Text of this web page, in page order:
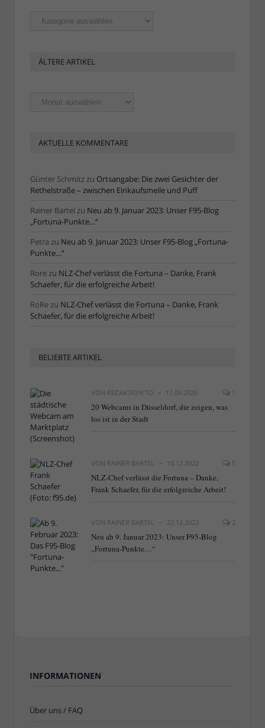
Rubriken
ÄLTERE ARTIKEL
Ältere
Artikel
AKTUELLE KOMMENTARE
Günter Schmitzzu Ortsangabe: Die zwei Gesichter der
Rethelstraße – zwischen Einkaufsmeile und Puff
Rainer Bartel zu Neu ab 9. Januar 2023: Unser F95-Blog
„Fortuna-Punkte…“
Petra zu Neu ab 9. Januar 2023: Unser F95-Blog „Fortuna-
Punkte…“
Rorezu NLZ-Chef verlässt die Fortuna – Danke, Frank
Schaefer, für die erfolgreiche Arbeit!
RoRezu NLZ-Chef verlässt die Fortuna – Danke, Frank
Schaefer, für die erfolgreiche Arbeit!
BELIEBTE ARTIKEL
VON REDAKTION TD 17.09.2020 1
20 Webcams in Düsseldorf, die zeigen, was
los ist in der Stadt
VON RAINER BARTEL 10.12.2022 5
NLZ-Chef verlässt die Fortuna – Danke,
Frank Schaefer, für die erfolgreiche Arbeit!
VON RAINER BARTEL 22.12.2022 2
Neu ab 9. Januar 2023: Unser F95-Blog
„Fortuna-Punkte…“
INFORMATIONEN
Über uns / FAQ